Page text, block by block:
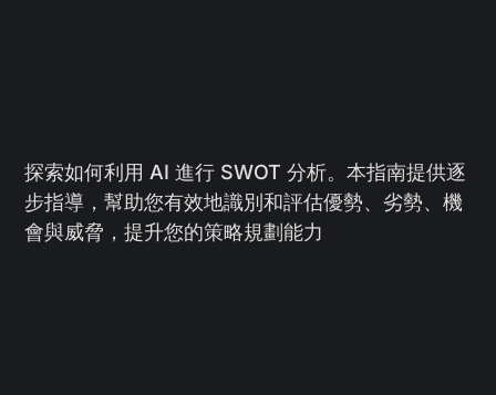
探索如何利用 AI 進行 SWOT 分析。本指南提供逐
步指導，幫助您有效地識別和評估優勢、劣勢、機
會與威脅，提升您的策略規劃能力